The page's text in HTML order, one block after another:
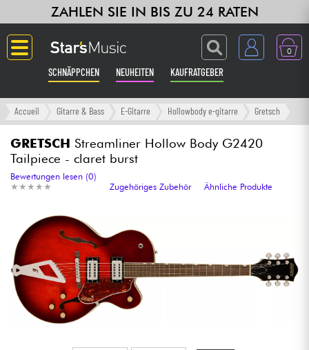
ZAHLEN SIE IN BIS ZU 24 RATEN
0
SCHNÄPPCHEN NEUHEITEN KAUFRATGEBER
Langue
Gitarre & Bass
Verstärker & Effekte
Klaviere & Piano
Synths & samplers
Studio
Kopfhörer
Accueil Gitarre & Bass E-Gitarre Hollowbody e-gitarre Gretsch
GRETSCH Streamliner Hollow Body G2420
Tailpiece - claret burst
★ ★ ★ ★ ★
★ ★ ★ ★ ★
Bewertungen lesen (0)
Zugehöriges Zubehör
Ähnliche Produkte